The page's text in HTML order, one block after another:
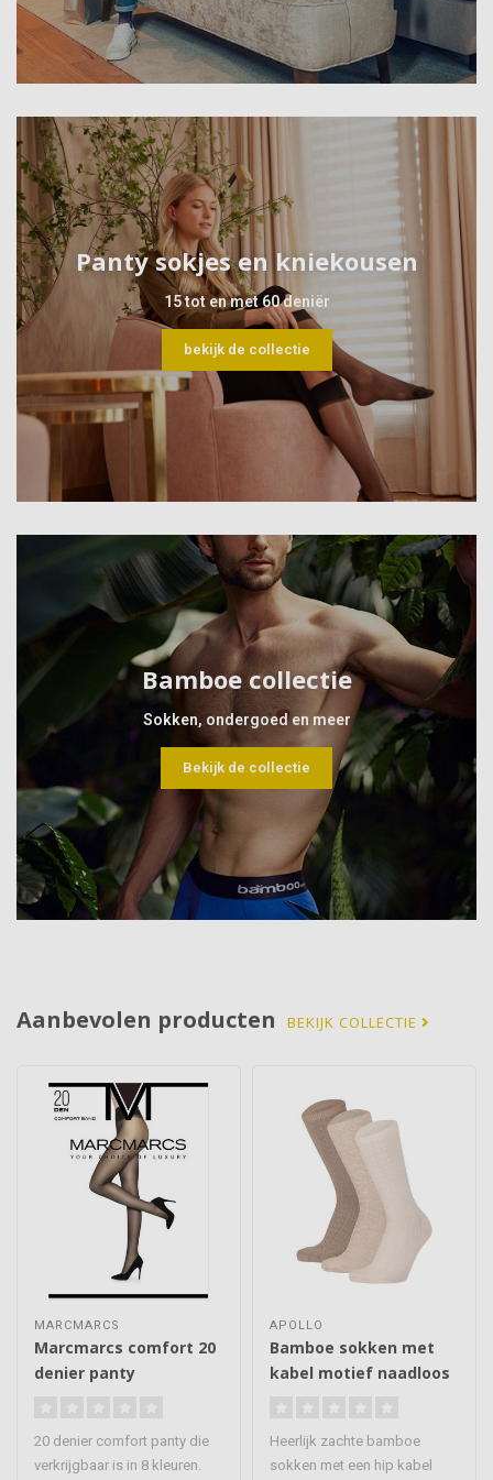
Panty sokjes en kniekousen
15 tot en met 60 deniër
bekijk de collectie
Bamboe collectie
Sokken, ondergoed en meer
Bekijk de collectie
Aanbevolen producten BEKIJK COLLECTIE
MARCMARCS
Marcmarcs comfort 20
denier panty
20 denier comfort panty die
verkrijgbaar is in 8 kleuren.
APOLLO
Bamboe sokken met
kabel motief naadloos
Heerlijk zachte bamboe
sokken met een hip kabel